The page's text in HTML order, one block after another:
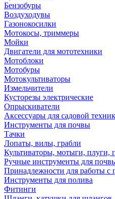
Бензобуры
Воздуходувы
Газонокосилки
Мотокосы, триммеры
Мойки
Двигатели для мототехники
Мотоблоки
Мотобуры
Мотокультиваторы
Измельчители
Кусторезы электрические
Опрыскиватели
Аксессуары для садовой
Инструменты для почвы
Тачки
Лопаты, вилы, грабли
Культиваторы, мотыги, плуги,
Ручные инструменты для
Принадлежности для работы с
Инструменты для полива
Фитинги